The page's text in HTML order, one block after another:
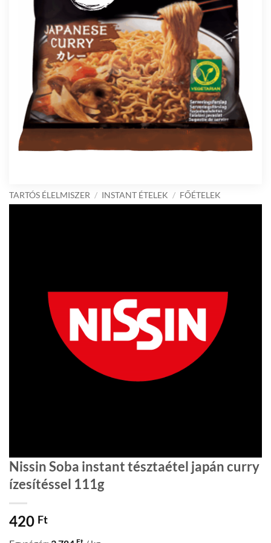
TARTÓS ÉLELMISZER / INSTANT ÉTELEK / FŐÉTELEK
Nissin Soba instant tésztaétel japán curry
ízesítéssel 111g
420 Ft